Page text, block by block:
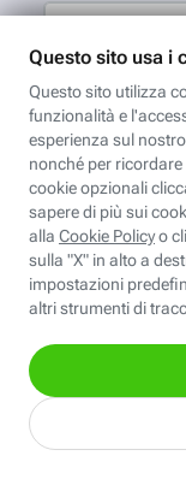
Indirizzo email